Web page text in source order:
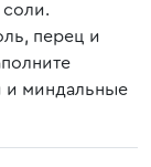
перец и
и миндальные